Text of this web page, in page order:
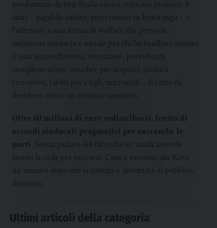
produzione da ben 8mila euro a testa nei prossimi 4
anni – pagabile subito, però tassato in busta paga – o
l’adesione a una forma di welfare che prevede
assistenza sanitaria e sociale per chi ha familiari anziani
o non autosufficienti, istruzione, previdenza
complementare, voucher per acquisti, attività
ricreative, tablet per i figli, micronidi… Il tutto da
decidersi entro un termine tassativo.
Oltre 60 milioni di euro redistribuiti, frutto di
accordi sindacali pragmatici per entrambe le
parti . Senza parlare del fatto che in simili aziende
faresti la coda per entrarci. Com’è successo alla Rivit
un minuto dopo che la notizia è diventata di pubblico
dominio.
Ultimi articoli della categoria